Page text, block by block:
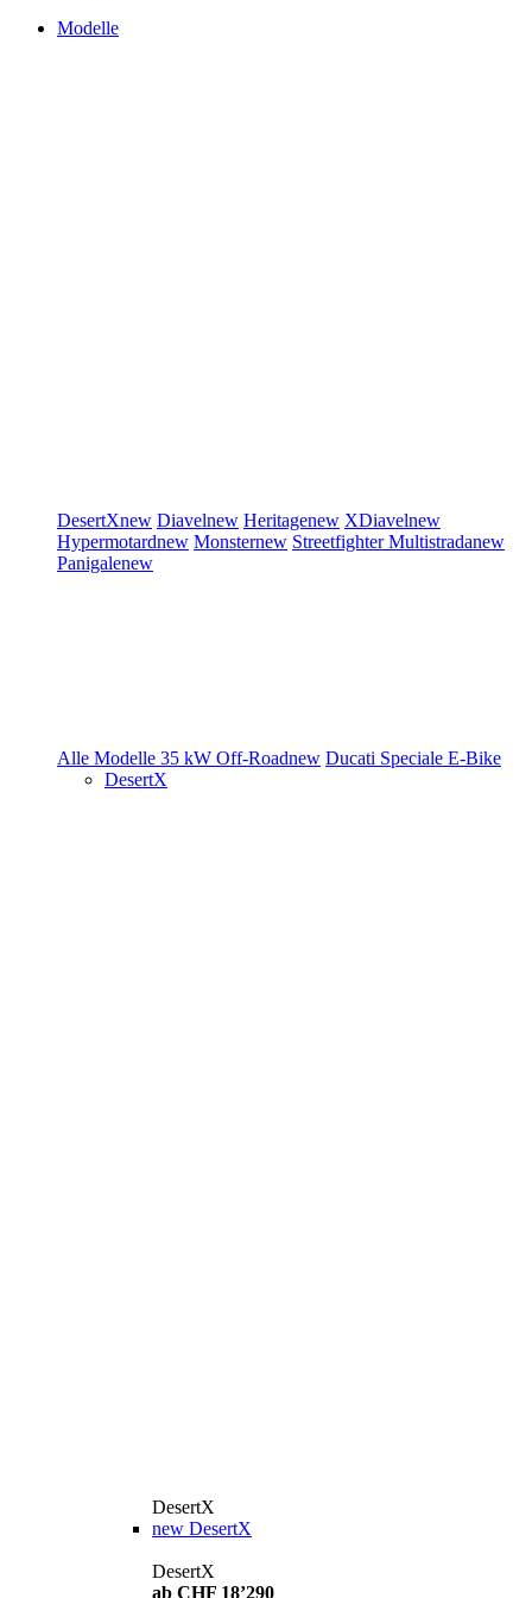
Modelle
DesertXnew Diavelnew Heritagenew XDiavelnew
Hypermotardnew Monsternew StreetfighterMultistradanew
Panigalenew
Alle Modelle 35 kW Off-Roadnew Ducati Speciale E-Bike
DesertX
DesertX
new DesertX
DesertX
ab CHF 18’290